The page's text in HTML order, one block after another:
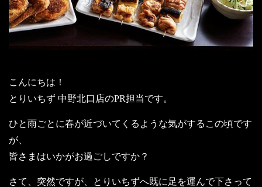
こんにちは！
とりいちず 中野北口店のPR担当です。
ひと雨ごとに春が近づいてくるような気がするこの頃です
が、
皆さまはいかがお過ごしですか？
さて、突然ですが、とりいちずへ既に足を運んで下さって